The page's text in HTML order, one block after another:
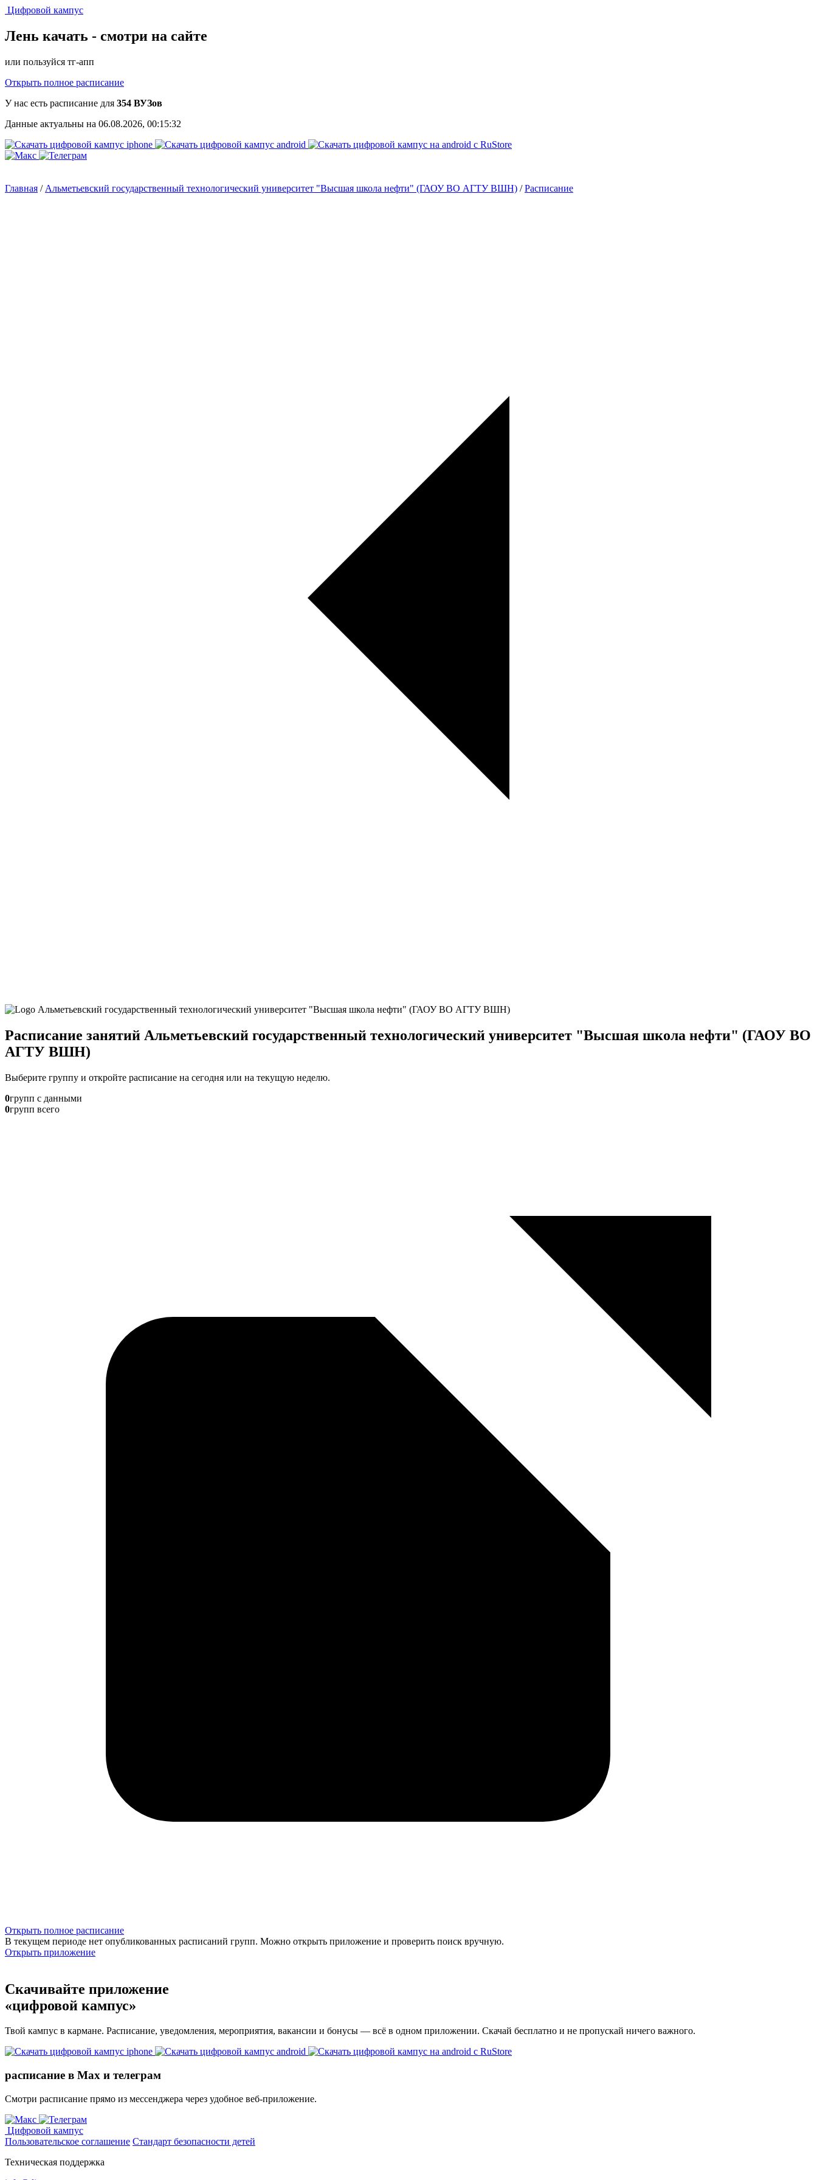
Цифровой кампус
Лень качать - смотри на сайте
или пользуйся тг-апп
Открыть полное расписание
У нас есть расписание для 354 ВУЗов
Данные актуальны на 06.08.2026, 00:15:32
Главная / Альметьевский государственный технологический университет "Высшая школа нефти" (ГАОУ ВО АГТУ ВШН) /Расписание
Расписание занятий Альметьевский государственный технологический университет "Высшая школа нефти" (ГАОУ ВО
АГТУ ВШН)
Выберите группу и откройте расписание на сегодня или на текущую неделю.
0групп с данными
0групп всего
Открыть полное расписание
В текущем периоде нет опубликованных расписаний групп. Можно открыть приложение и проверить поиск вручную.
Открыть приложение
Скачивайте приложение
«цифровой кампус»
Твой кампус в кармане. Расписание, уведомления, мероприятия, вакансии и бонусы — всё в одном приложении. Скачай бесплатно и не пропускай ничего важного.
расписание в Max и телеграм
Смотри расписание прямо из мессенджера через удобное веб‑приложение.
Цифровой кампус
Пользовательское соглашение Стандарт безопасности детей
Техническая поддержка